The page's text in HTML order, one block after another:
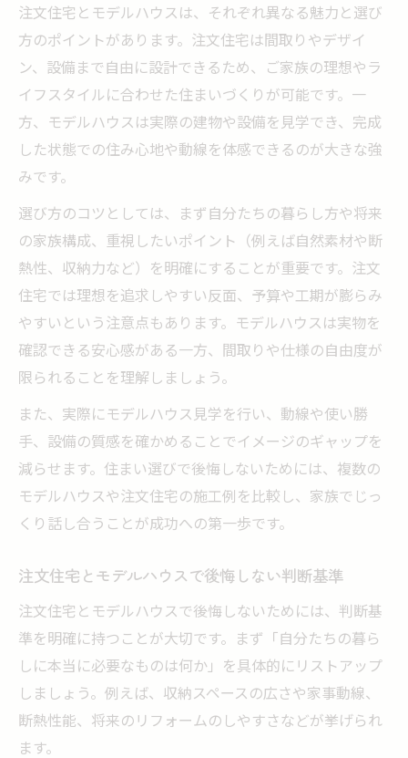
注文住宅とモデルハウスの構造や仕様の違
い
注文住宅とモデルハウスの設備比較ポイン
ト
注文住宅とモデルハウスの価格差とその理
由
違い
注文住宅モデルハウスの購入後の注意点
モデルハウス購入で後悔しないための注意点
モデルハウス購入でよくある後悔ポイント
と対策
注文住宅モデルハウスの保証やアフターケ
注文住宅とモデルハウスの中古扱いの違い
モデルハウス購入失敗を防ぐチェックリス
注文住宅で叶える快適な間取りと動線設計
注文住宅で実現できる理想の動線設計とは
注文住宅ならではの間取り自由度と活用例
注文住宅で後悔しない収納と生活動線の工
夫
注文住宅とモデルハウスの間取りの違い解
注文住宅とモデルハウスは、それぞれ異なる魅力と選び
方のポイントがあります。注文住宅は間取りやデザイ
ン、設備まで自由に設計できるため、ご家族の理想やラ
イフスタイルに合わせた住まいづくりが可能です。一
方、モデルハウスは実際の建物や設備を見学でき、完成
した状態での住み心地や動線を体感できるのが大きな強
みです。
選び方のコツとしては、まず自分たちの暮らし方や将来
の家族構成、重視したいポイント（例えば自然素材や断
熱性、収納力など）を明確にすることが重要です。注文
住宅では理想を追求しやすい反面、予算や工期が膨らみ
やすいという注意点もあります。モデルハウスは実物を
確認できる安心感がある一方、間取りや仕様の自由度が
限られることを理解しましょう。
また、実際にモデルハウス見学を行い、動線や使い勝
手、設備の質感を確かめることでイメージのギャップを
減らせます。住まい選びで後悔しないためには、複数の
モデルハウスや注文住宅の施工例を比較し、家族でじっ
くり話し合うことが成功への第一歩です。
注文住宅とモデルハウスで後悔しない判断基準
注文住宅とモデルハウスで後悔しないためには、判断基
準を明確に持つことが大切です。まず「自分たちの暮ら
しに本当に必要なものは何か」を具体的にリストアップ
しましょう。例えば、収納スペースの広さや家事動線、
断熱性能、将来のリフォームのしやすさなどが挙げられ
ます。